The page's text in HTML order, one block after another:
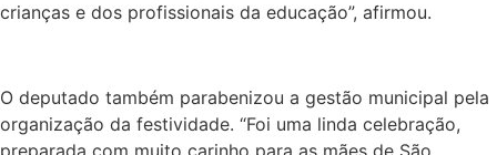
crianças e dos profissionais da educação”, afirmou.
O deputado também parabenizou a gestão municipal pela
organização da festividade. “Foi uma linda celebração,